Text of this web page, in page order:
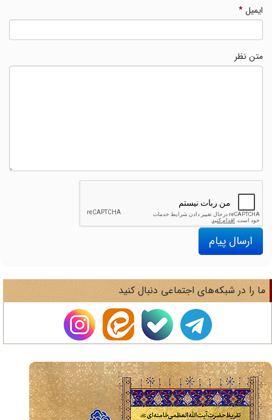
ایمیل*
متن نظر
ارسال پیام
را در شبکه‌های اجتماعی دنبال کنید